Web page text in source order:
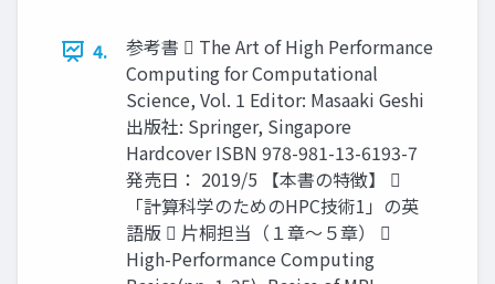
4.
参考書  The Art of High Performance
Computing for Computational
Science, Vol. 1 Editor: Masaaki Geshi
出版社: Springer, Singapore
Hardcover ISBN 978-981-13-6193-7
発売日： 2019/5 【本書の特徴】 
「計算科学のためのHPC技術1」の英
語版  片桐担当（１章～５章） 
High-Performance Computing